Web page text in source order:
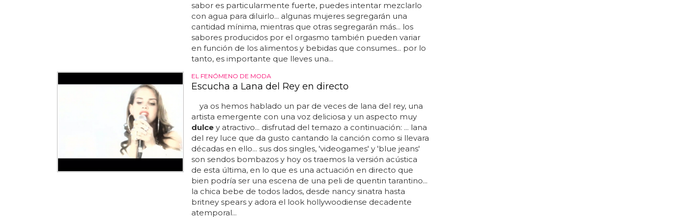
sabor es particularmente fuerte, puedes intentar mezclarlo
con agua para diluirlo... algunas mujeres segregarán una
cantidad mínima, mientras que otras segregarán más... los
sabores producidos por el orgasmo también pueden variar
en función de los alimentos y bebidas que consumes... por lo
tanto, es importante que lleves una...
EL FENÓMENO DE MODA
Escucha a Lana del Rey en directo
ya os hemos hablado un par de veces de lana del rey, una
artista emergente con una voz deliciosa y un aspecto muy
dulcey atractivo... disfrutad del temazo a continuación: ... lana
del rey luce que da gusto cantando la canción como si llevara
décadas en ello... sus dos singles, 'videogames' y 'blue jeans'
son sendos bombazos y hoy os traemos la versión acústica
de esta última, en lo que es una actuación en directo que
bien podría ser una escena de una peli de quentin tarantino...
la chica bebe de todos lados, desde nancy sinatra hasta
britney spears y adora el look hollywoodiense decadente
atemporal...